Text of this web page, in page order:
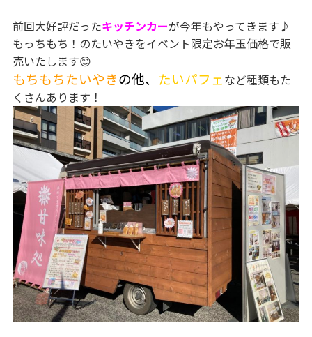
前回大好評だったキッチンカーが今年もやってきます♪
もっちもち！のたいやきをイベント限定お年玉価格で販
売いたします😊
もちもちたいやきの他、 たいパフェ など種類もた
くさんあります！